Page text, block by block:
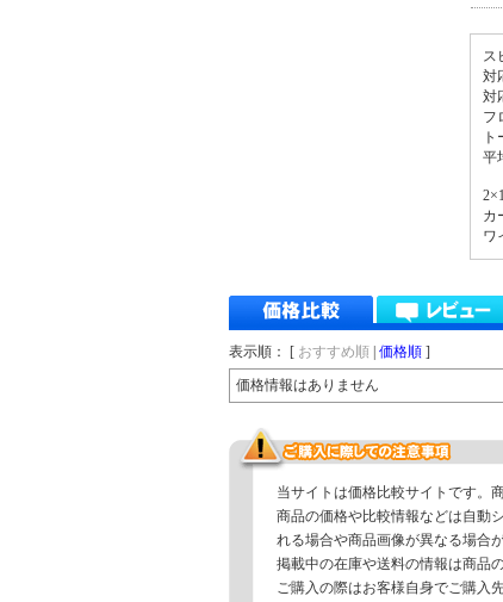
ス
対
対
フ
平
カ
ワ
表示順： [ おすすめ順 価格順 ]
価格情報はありません
当サイトは価格比較サイトです。
商品の価格や比較情報などは自動
れる場合や商品画像が異なる場合が
掲載中の在庫や送料の情報は商品
ご購入の際はお客様自身でご購入